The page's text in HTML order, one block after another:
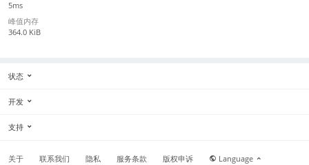
5ms
峰值内存
364.0 KiB
状态
开发
支持
关于 联系我们 隐私 服务条款 版权申诉 Language